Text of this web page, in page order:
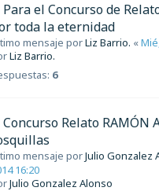
Para el Concurso de
toda la eternidad
mensaje porLiz Barrio. «
Liz Barrio.
6
Concurso Relato RAMÓN
mensaje porJulio Gonzalez
16:20
Julio Gonzalez Alonso